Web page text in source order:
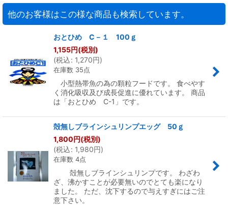
他のお客様はこの様な商品も検索しています。
おとひめ C－１ 100ｇ
1,155円(税別)
(税込: 1,270円)
在庫数 35点
小型熱帯魚の為の顆粒フードです。 食べやす
く消化吸収及び成長促進に優れています。 商品
は「おとひめ C-1」です。
殻無しブラインシュリンプエッグ 50ｇ
1,800円(税別)
(税込: 1,980円)
在庫数 4点
殻無しブラインシュリンプです。 わざわ
ざ、沸かすことが必要無いのでとても楽になり
ました。 ただ、沈下するので与えすぎにはご注
意下さい。